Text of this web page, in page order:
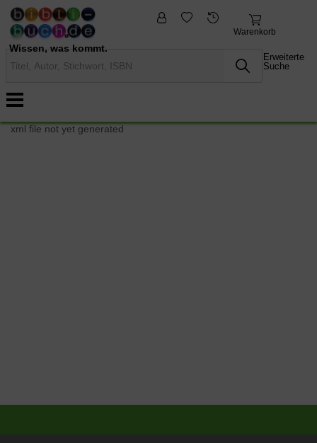
Wissen, was kommt.
Warenkorb
Erweiterte
Suche
fremdsprachige
Bücher
xml file not yet generated